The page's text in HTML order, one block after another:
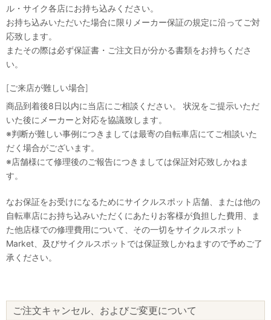
ル・サイク各店にお持ち込みください。
お持ち込みいただいた場合に限りメーカー保証の規定に沿ってご対
応致します。
またその際は必ず保証書・ご注文日が分かる書類をお持ちくださ
い。
[ご来店が難しい場合]
商品到着後8日以内に当店にご相談ください。 状況をご提示いただ
いた後にメーカーと対応を協議致します。
※判断が難しい事例につきましては最寄の自転車店にてご相談いた
だく場合がございます。
※店舗様にて修理後のご報告につきましては保証対応致しかねま
す。
なお保証をお受けになるためにサイクルスポット店舗、または他の
自転車店にお持ち込みいただくにあたりお客様が負担した費用、ま
た他店様での修理費用について、その一切をサイクルスポット
Market、及びサイクルスポットでは保証致しかねますので予めご了
承ください。
ご注文キャンセル、およびご変更について